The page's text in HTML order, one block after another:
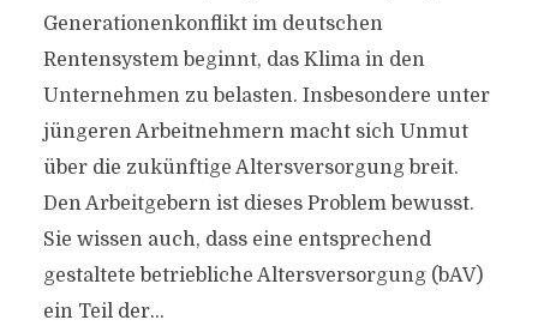
Generationenkonflikt im deutschen
Rentensystem beginnt, das Klima in den
Unternehmen zu belasten. Insbesondere unter
jüngeren Arbeitnehmern macht sich Unmut
über die zukünftige Altersversorgung breit.
Den Arbeitgebern ist dieses Problem bewusst.
Sie wissen auch, dass eine entsprechend
gestaltete betriebliche Altersversorgung (bAV)
ein Teil der...